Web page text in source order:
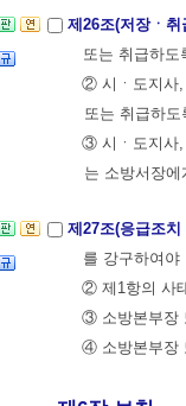
제26조(저장ㆍ
또는 취급하
② 시ㆍ도지사,
또는 취급하
③ 시ㆍ도지사,
는 소방서장
제27조(응급조
를 강구하여야
② 제1항의 사
③ 소방본부장
④ 소방본부장